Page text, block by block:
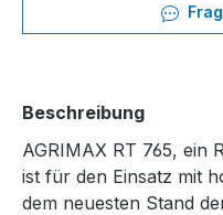
Beschreibung
AGRIMAX RT 765, ein
ist für den Einsatz mit
dem neuesten Stand